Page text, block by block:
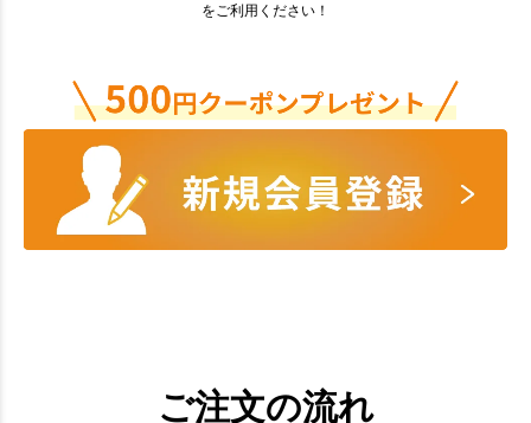
をご利用ください！
ご注文の流れ